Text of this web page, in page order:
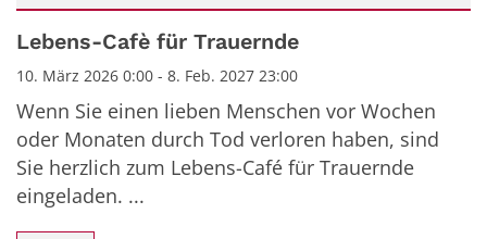
Datum: 10. März 2026
Lebens-Cafè für Trauernde
10. März 2026 0:00 - 8. Feb. 2027 23:00
Wenn Sie einen lieben Menschen vor Wochen
oder Monaten durch Tod verloren haben, sind
Sie herzlich zum Lebens-Café für Trauernde
eingeladen. ...